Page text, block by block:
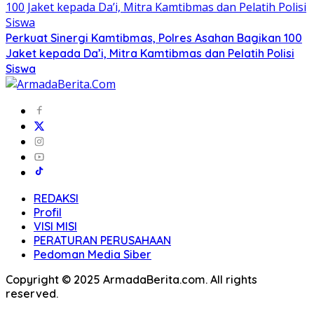
Perkuat Sinergi Kamtibmas, Polres Asahan Bagikan 100
Jaket kepada Da’i, Mitra Kamtibmas dan Pelatih Polisi
Siswa
REDAKSI
Profil
VISI MISI
PERATURAN PERUSAHAAN
Pedoman Media Siber
Copyright © 2025 ArmadaBerita.com. All rights
reserved.